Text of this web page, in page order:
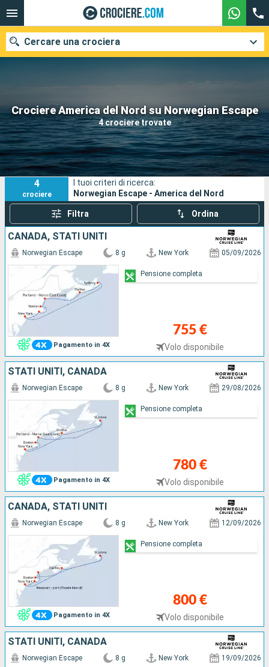
Crociere America del Nord su Norwegian Escape
4 crociere trovate
Cercare una crociera
Le nostre destinazioni
Mesi di partenza
Porti Compagnie
Ricerca
4
crociere
I tuoi criteri di ricerca:
Norwegian Escape - America del Nord
Filtra Ordina
CANADA, STATI UNITI
Pagamento in 4X
Norwegian Escape 8 g New York 05/09/2026
755 €
Volo disponibile
Pensione completa
STATI UNITI, CANADA
Pagamento in 4X
Norwegian Escape 8 g New York 29/08/2026
780 €
Volo disponibile
Pensione completa
CANADA, STATI UNITI
Pagamento in 4X
Norwegian Escape 8 g New York 12/09/2026
800 €
Volo disponibile
Pensione completa
STATI UNITI, CANADA
Norwegian Escape 8 g New York 19/09/2026